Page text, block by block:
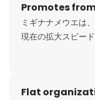
世界一傾いている
Promotes
ミギナナメウエは
現在の拡大スピー
ジネスの根幹をつ
Flat